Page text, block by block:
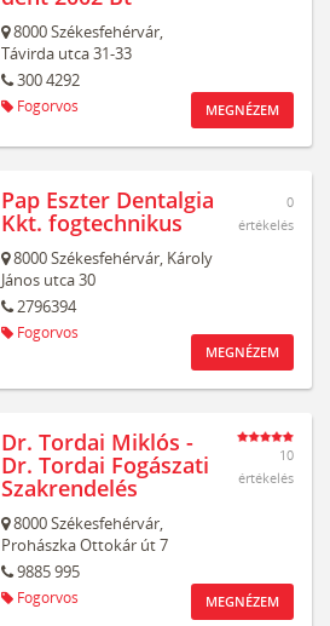
8000Székesfehérvár,
Távirda utca 31-33
300 4292
Fogorvos MEGNÉZEM
Pap Eszter Dentalgia
Kkt. fogtechnikus
8000Székesfehérvár, Károly
János utca 30
2796394
Fogorvos
0
értékelés
MEGNÉZEM
Dr. Tordai Miklós -
Dr. Tordai Fogászati
Szakrendelés
8000Székesfehérvár,
Prohászka Ottokár út 7
9885 995
Fogorvos
10
értékelés
MEGNÉZEM